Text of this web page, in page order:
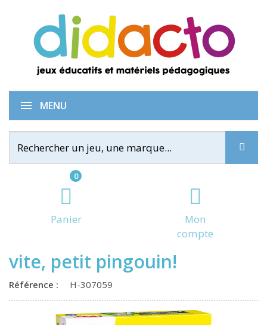
0
Panier
Mon
compte
MENU
Mes premiers jeux – Vite,
vite, petit pingouin!
Référence : H-307059